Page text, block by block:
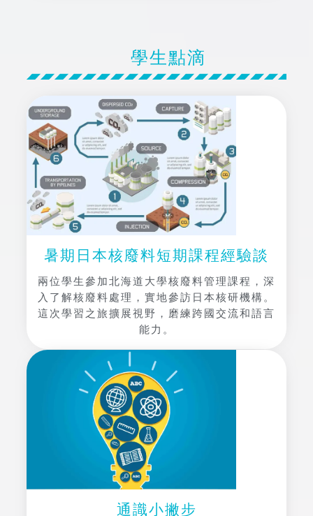
學生點滴
暑期日本核廢料短期課程經驗談
兩位學生參加北海道大學核廢料管理課程，深
入了解核廢料處理，實地參訪日本核研機構。
這次學習之旅擴展視野，磨練跨國交流和語言
能力。
通識小撇步